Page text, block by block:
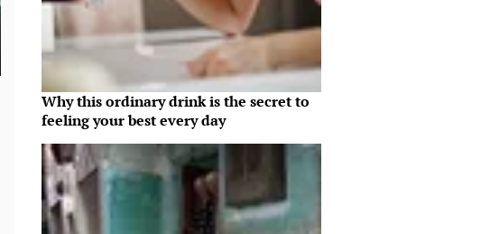
Why this ordinary drink is the secret to
feeling your best every day